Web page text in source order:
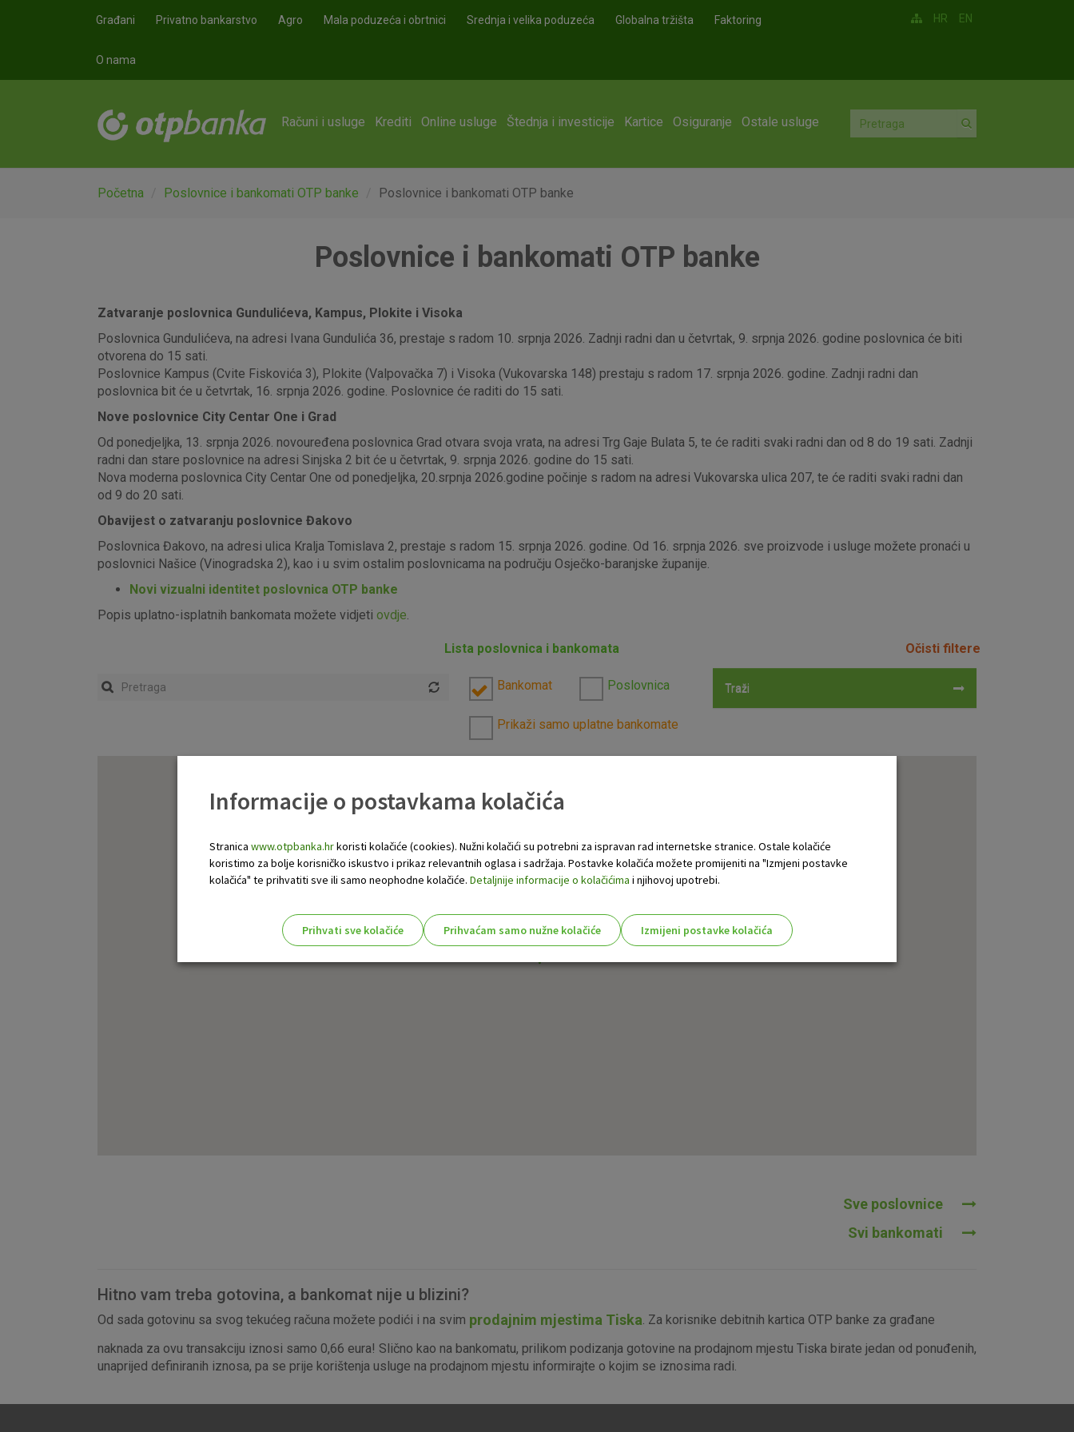
Građani Privatno bankarstvo Agro Mala poduzeća i obrtnici Srednja i velika poduzeća Globalna tržišta Faktoring
O nama
HR EN
Računi i usluge Krediti Online usluge Štednja i investicije Kartice Osiguranje Ostale usluge
Početna Poslovnice i bankomati OTP banke Poslovnice i bankomati OTP banke
Poslovnice i bankomati OTP banke
Zatvaranje poslovnica Gundulićeva, Kampus, Plokite i Visoka
Poslovnica Gundulićeva, na adresi Ivana Gundulića 36, prestaje s radom 10. srpnja 2026. Zadnji radni dan u četvrtak, 9. srpnja 2026. godine poslovnica će biti
otvorena do 15 sati.
Poslovnice Kampus (Cvite Fiskovića 3), Plokite (Valpovačka 7) i Visoka (Vukovarska 148) prestaju s radom 17. srpnja 2026. godine. Zadnji radni dan
poslovnica bit će u četvrtak, 16. srpnja 2026. godine. Poslovnice će raditi do 15 sati.
Nove poslovnice City Centar One i Grad
Od ponedjeljka, 13. srpnja 2026. novouređena poslovnica Grad otvara svoja vrata, na adresi Trg Gaje Bulata 5, te će raditi svaki radni dan od 8 do 19 sati. Zadnji
radni dan stare poslovnice na adresi Sinjska 2 bit će u četvrtak, 9. srpnja 2026. godine do 15 sati.
Nova moderna poslovnica City Centar One od ponedjeljka, 20.srpnja 2026.godine počinje s radom na adresi Vukovarska ulica 207, te će raditi svaki radni dan
od 9 do 20 sati.
Obavijest o zatvaranju poslovnice Đakovo
Poslovnica Đakovo, na adresi ulica Kralja Tomislava 2, prestaje s radom 15. srpnja 2026. godine. Od 16. srpnja 2026. sve proizvode i usluge možete pronaći u
poslovnici Našice (Vinogradska 2), kao i u svim ostalim poslovnicama na području Osječko-baranjske županije.
Novi vizualni identitet poslovnica OTP banke
Popis uplatno-isplatnih bankomata možete vidjeti ovdje.
Lista poslovnica i bankomata Očisti filtere
Bankomat Poslovnica Traži
Prikaži samo uplatne bankomate
Sve poslovnice
Svi bankomati
Hitno vam treba gotovina, a bankomat nije u blizini?
Od sada gotovinu sa svog tekućeg računa možete podići i na svim prodajnim mjestima Tiska. Za korisnike debitnih kartica OTP banke za građane
naknada za ovu transakciju iznosi samo 0,66 eura! Slično kao na bankomatu, prilikom podizanja gotovine na prodajnom mjestu Tiska birate jedan od ponuđenih,
unaprijed definiranih iznosa, pa se prije korištenja usluge na prodajnom mjestu informirajte o kojim se iznosima radi.
Informacije o postavkama kolačića
Stranica www.otpbanka.hrkoristi kolačiće (cookies). Nužni kolačići su potrebni za ispravan rad internetske stranice. Ostale kolačiće
koristimo za bolje korisničko iskustvo i prikaz relevantnih oglasa i sadržaja. Postavke kolačića možete promijeniti na "Izmjeni postavke
kolačića" te prihvatiti sve ili samo neophodne kolačiće. Detaljnije informacije o kolačićima i njihovoj upotrebi.
Prihvati sve kolačiće Prihvaćam samo nužne kolačiće
Izmijeni postavke kolačića
Marketinški